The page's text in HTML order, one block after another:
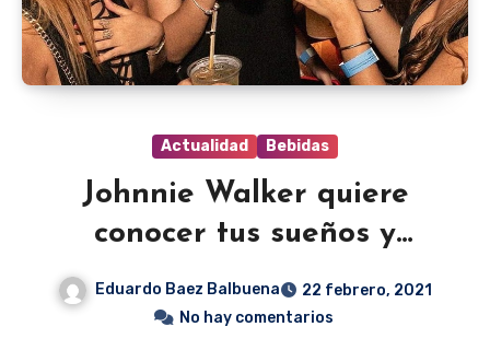
Actualidad Bebidas
Johnnie Walker quiere
conocer tus sueños y
Eduardo Baez Balbuena
22 febrero, 2021
No hay comentarios